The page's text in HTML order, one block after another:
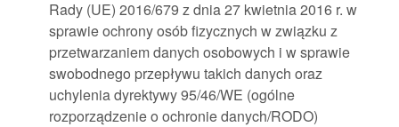
Rady (UE) 2016/679 z dnia 27 kwietnia 2016 r. w
sprawie ochrony osób fizycznych w związku z
przetwarzaniem danych osobowych i w sprawie
swobodnego przepływu takich danych oraz
uchylenia dyrektywy 95/46/WE (ogólne
rozporządzenie o ochronie danych/RODO)